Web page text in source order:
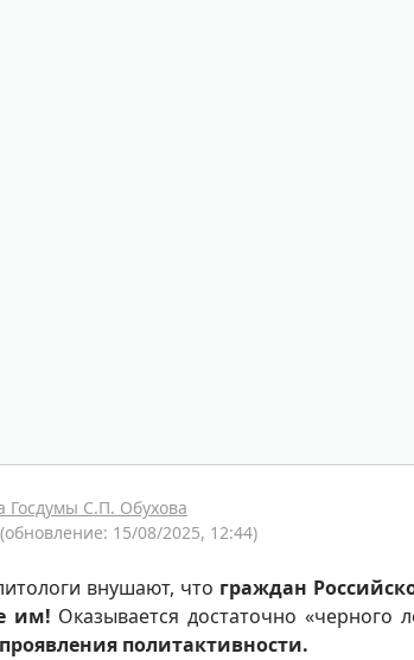
Госдумы С.П. Обухова
(обновление: 15/08/2025, 12:44)
внушают, что граждан
им! Оказывается достаточно «черного
политактивности.